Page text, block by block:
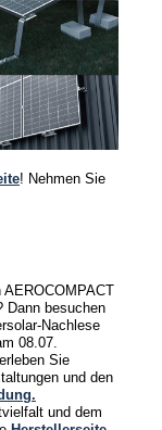
! Nehmen Sie
AEROCOMPACT
Dann besuchen
Nachlese
08.07.
Sie
und den
und dem